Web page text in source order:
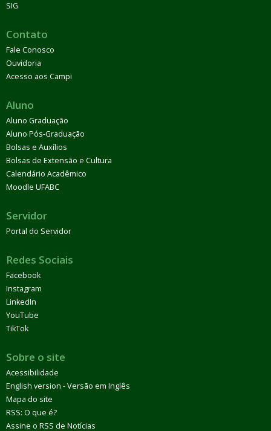
SIG
Contato
Fale Conosco
Ouvidoria
Acesso aos Campi
Aluno
Aluno Graduação
Aluno Pós-Graduação
Bolsas e Auxílios
Bolsas de Extensão e Cultura
Calendário Acadêmico
Moodle UFABC
Servidor
Portal do Servidor
Redes Sociais
Facebook
Instagram
LinkedIn
YouTube
TikTok
Sobre o site
Acessibilidade
English version - Versão em Inglês
Mapa do site
RSS: O que é?
Assine o RSS de Notícias